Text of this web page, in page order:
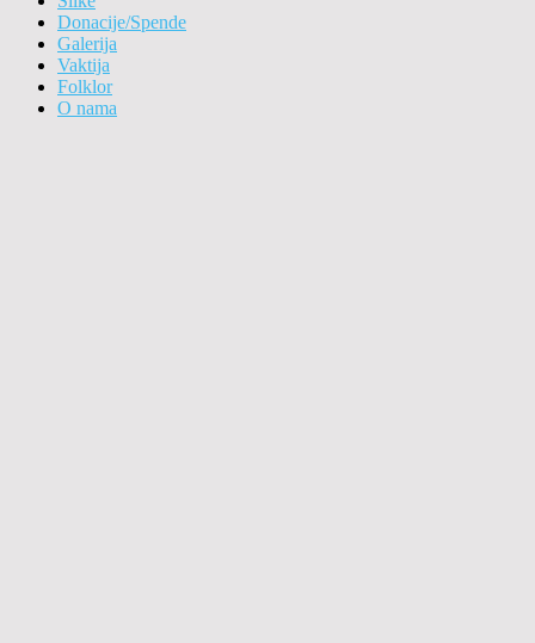
Donacije/Spende
Galerija
Vaktija
Folklor
O nama